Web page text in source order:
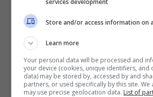
Appena dopo l’immagine
frontale dell’album, potete
services development
Store and/or access information on
Learn more
Your personal data will be processed and
your device (cookies, unique identifiers, and
data) may be stored by, accessed by and
partners, or used specifically by this site.
may use precise geolocation data. List of